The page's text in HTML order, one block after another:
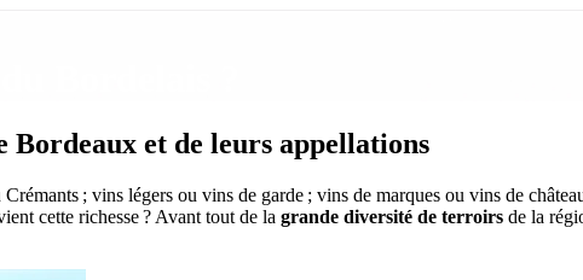
Bordelais ?
Bordeaux et de leurs appellations
; vins légers ou vins de garde ; vins de marques ou vins de
cette richesse ? Avant tout de la grande diversité de terroirs de la